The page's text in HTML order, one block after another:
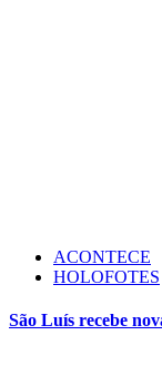
ACONTECE
HOLOFOTES
São Luís recebe